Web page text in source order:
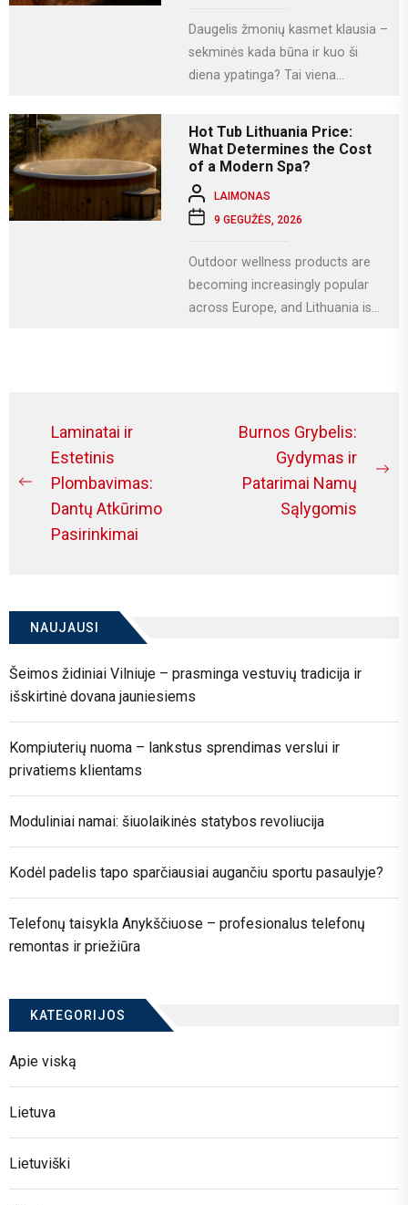
Daugelis žmonių kasmet klausia –
sekminės kada būna ir kuo ši
diena ypatinga? Tai viena
Hot Tub Lithuania Price:
What Determines the Cost
of a Modern Spa?
LAIMONAS
9 GEGUŽĖS, 2026
Outdoor wellness products are
becoming increasingly popular
across Europe, and Lithuania is
Navigacija
tarp
įrašų
Previous
post:
Laminatai ir
Estetinis
Plombavimas:
Dantų Atkūrimo
Pasirinkimai
Burnos Grybelis:
Gydymas ir
Patarimai Namų
Sąlygomis
NAUJAUSI
Šeimos židiniai Vilniuje – prasminga vestuvių tradicija ir
išskirtinė dovana jauniesiems
Kompiuterių nuoma – lankstus sprendimas verslui ir
privatiems klientams
Moduliniai namai: šiuolaikinės statybos revoliucija
Kodėl padelis tapo sparčiausiai augančiu sportu pasaulyje?
Telefonų taisykla Anykščiuose – profesionalus telefonų
remontas ir priežiūra
KATEGORIJOS
Apie viską
Lietuva
Lietuviški